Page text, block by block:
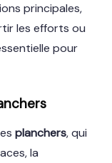
principales,
les efforts ou
pour
planchers, qui
la